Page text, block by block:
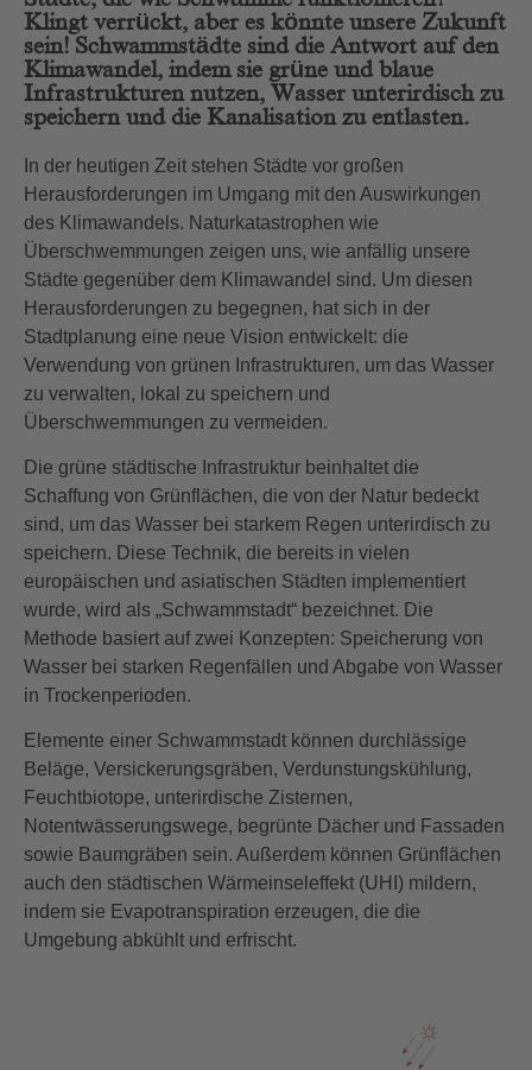
Klingt verrückt, aber es könnte unsere Zukunft
sein! Schwammstädte sind die Antwort auf den
Klimawandel, indem sie grüne und blaue
Infrastrukturen nutzen, Wasser unterirdisch zu
speichern und die Kanalisation zu entlasten.
In der heutigen Zeit stehen Städte vor großen
Herausforderungen im Umgang mit den Auswirkungen
des Klimawandels. Naturkatastrophen wie
Überschwemmungen zeigen uns, wie anfällig unsere
Städte gegenüber dem Klimawandel sind. Um diesen
Herausforderungen zu begegnen, hat sich in der
Stadtplanung eine neue Vision entwickelt: die
Verwendung von grünen Infrastrukturen, um das Wasser
zu verwalten, lokal zu speichern und
Überschwemmungen zu vermeiden.
Die grüne städtische Infrastruktur beinhaltet die
Schaffung von Grünflächen, die von der Natur bedeckt
sind, um das Wasser bei starkem Regen unterirdisch zu
speichern. Diese Technik, die bereits in vielen
europäischen und asiatischen Städten implementiert
wurde, wird als „Schwammstadt“ bezeichnet. Die
Methode basiert auf zwei Konzepten: Speicherung von
Wasser bei starken Regenfällen und Abgabe von Wasser
in Trockenperioden.
Elemente einer Schwammstadt können durchlässige
Beläge, Versickerungsgräben, Verdunstungskühlung,
Feuchtbiotope, unterirdische Zisternen,
Notentwässerungswege, begrünte Dächer und Fassaden
sowie Baumgräben sein. Außerdem können Grünflächen
auch den städtischen Wärmeinseleffekt (UHI) mildern,
indem sie Evapotranspiration erzeugen, die die
Umgebung abkühlt und erfrischt.